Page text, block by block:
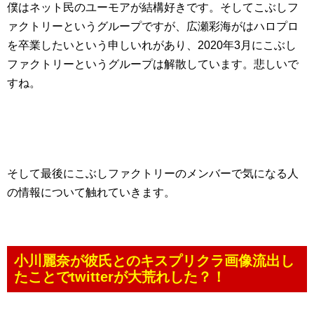
僕はネット民のユーモアが結構好きです。そしてこぶしフ
ァクトリーというグループですが、広瀬彩海がはハロプロ
を卒業したいという申しいれがあり、2020年3月にこぶし
ファクトリーというグループは解散しています。悲しいで
すね。
そして最後にこぶしファクトリーのメンバーで気になる人
の情報について触れていきます。
小川麗奈が彼氏とのキスプリクラ画像流出し
たことでtwitterが大荒れした？！